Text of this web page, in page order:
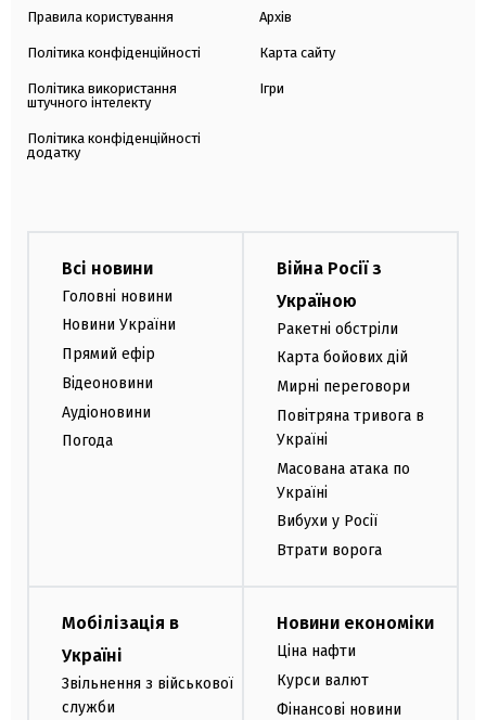
Правила користування
Політика конфіденційності
Політика використання
штучного інтелекту
Політика конфіденційності
додатку
Архів
Карта сайту
Ігри
Всі новини
Головні новини
Новини України
Прямий ефір
Відеоновини
Аудіоновини
Погода
Війна Росії з
Україною
Ракетні обстріли
Карта бойових дій
Мирні переговори
Повітряна тривога в
Україні
Масована атака по
Україні
Вибухи у Росії
Втрати ворога
Мобілізація в
Україні
Звільнення з військової
служби
Новини економіки
Ціна нафти
Курси валют
Фінансові новини